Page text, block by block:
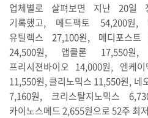
업체별로 살펴보면 지난 20일
기록했고, 메드팩토 54,200원,
유틸렉스 27,100원, 메디포스트
24,500원, 앱클론 17,550원,
프리시젼바이오 14,000원, 엔케
11,550원, 클리노믹스 11,550원, 네
7,160원, 크리스탈지노믹스
카이노스메드 2,655원으로 52주 최